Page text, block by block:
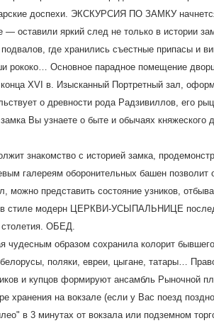
доспехи. ЭКСКУРСИЯ ПО ЗАМКУ
оставили яркий след не только в истории
где хранились съестные припасы и
рококо… Основное парадное помещение
XVI в. Изысканный Портретный зал,
о древности рода Радзивиллов, его
Вы узнаете о быте и обычаях княжеского
знакомство с историей замка,
галереям оборонительных башен позволит
представить состояние узников,
в стиле модерн ЦЕРКВИ-УСЫПАЛЬНИЦЕ
столетия. ОБЕД.
образом сохранила колорит
поляки, евреи, цыгане, татары…
и купцов формируют ансамбль Рыночной
хранения на вокзале (если у Вас поезд
в 3 минутах от вокзала или подземном